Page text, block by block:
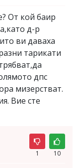
От кой баир
д-р
ви даваха
тарикати
дпс
мизерстват.
Вие сте
1 10